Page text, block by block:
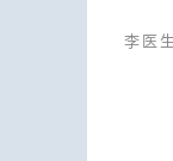
李医